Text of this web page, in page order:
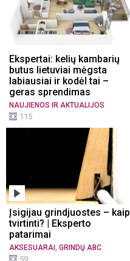
Ekspertai: kelių kambarių
butus lietuviai mėgsta
labiausiai ir kodėl tai –
geras sprendimas
NAUJIENOS IR AKTUALIJOS
115
Įsigijau grindjuostes – kaip
tvirtinti? | Eksperto
patarimai
AKSESUARAI GRINDŲ ABC
59